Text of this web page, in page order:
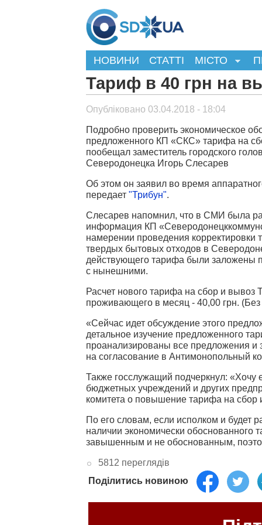
НОВИНИ СТАТТІ МІСТО
Тариф в 40 грн на
Опубліковано 03.04.2018 - 18:04
Подробно проверить экономическое
предложенного КП «СКС» тарифа на
пообещал заместитель городского
Северодонецка Игорь Слесарев
Об этом он заявил во время
передает "Трибун".
Слесарев напомнил, что в СМИ была
информация КП
намерении проведения корректировки
твердых бытовых отходов в
действующего тарифа были заложены
с нынешними.
Расчет нового тарифа на сбор и вывоз
проживающего в месяц - 40,00 грн.
«Сейчас идет обсуждение этого
детальное изучение предложенного
проанализированы все предложения и
на согласование в Антимонопольный
Также госслужащий подчеркнул: «Хочу
бюджетных учреждений и других
комитета о повышение тарифа на
По его словам, если исполком и будет
наличии экономически
завышенным и не обоснованным,
5812 переглядів
Поділитись новиною